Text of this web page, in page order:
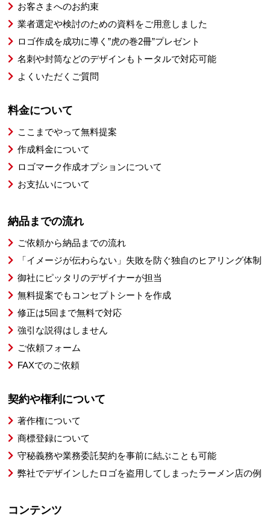
お客さまへのお約束
業者選定や検討のための資料をご用意しました
ロゴ作成を成功に導く”虎の巻2冊”プレゼント
名刺や封筒などのデザインもトータルで対応可能
よくいただくご質問
料金について
ここまでやって無料提案
作成料金について
ロゴマーク作成オプションについて
お支払いについて
納品までの流れ
ご依頼から納品までの流れ
「イメージが伝わらない」失敗を防ぐ独自のヒアリング体制
御社にピッタリのデザイナーが担当
無料提案でもコンセプトシートを作成
修正は5回まで無料で対応
強引な説得はしません
ご依頼フォーム
FAXでのご依頼
契約や権利について
著作権について
商標登録について
守秘義務や業務委託契約を事前に結ぶことも可能
弊社でデザインしたロゴを盗用してしまったラーメン店の例
コンテンツ